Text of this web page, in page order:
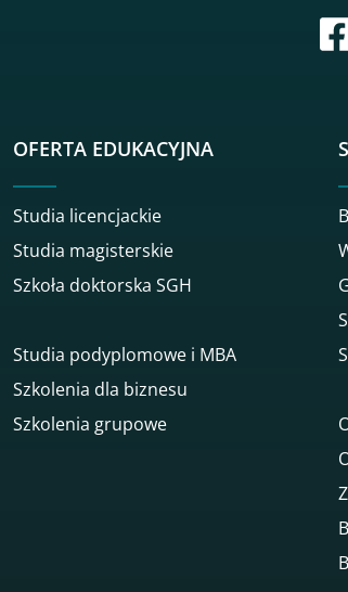
migowego
OFERTA EDUKACYJNA
Studia licencjackie
Studia magisterskie
Szkoła doktorska SGH
Studia podyplomowe i MBA
Szkolenia dla biznesu
Szkolenia grupowe